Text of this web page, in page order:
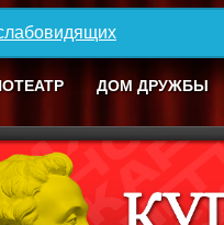
ДОМ ДРУЖБЫ